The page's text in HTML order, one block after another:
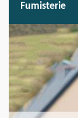
Fumisterie